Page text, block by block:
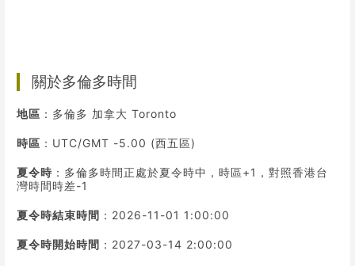
關於多倫多時間
地區 ：多倫多 加拿大 Toronto
時區 ：UTC/GMT -5.00 (西五區)
夏令時 ：多倫多時間正處於夏令時中，時區+1，對照香港台
灣時間時差-1
夏令時結束時間 ：2026-11-01 1:00:00
夏令時開始時間 ：2027-03-14 2:00:00